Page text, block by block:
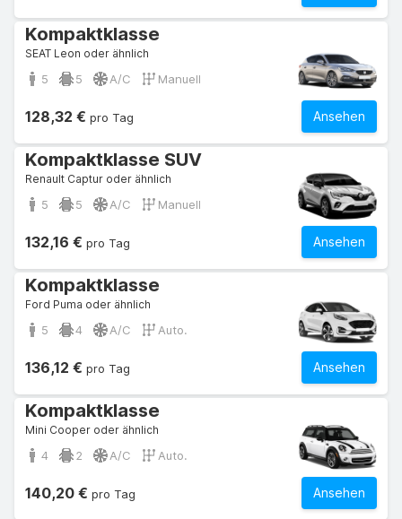
Kompaktklasse
SEAT Leon oder ähnlich
5 5 A/C Manuell
Ansehen
128,32 € pro Tag
Kompaktklasse SUV
Renault Captur oder ähnlich
5 5 A/C Manuell
Ansehen
132,16 € pro Tag
Kompaktklasse
Ford Puma oder ähnlich
5 4 A/C Auto.
Ansehen
136,12 € pro Tag
Kompaktklasse
Mini Cooper oder ähnlich
4 2 A/C Auto.
Ansehen
140,20 € pro Tag